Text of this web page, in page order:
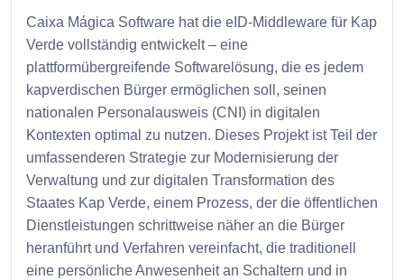
Caixa Mágica Software hat die eID-Middleware für Kap
Verde vollständig entwickelt – eine
plattformübergreifende Softwarelösung, die es jedem
kapverdischen Bürger ermöglichen soll, seinen
nationalen Personalausweis (CNI) in digitalen
Kontexten optimal zu nutzen. Dieses Projekt ist Teil der
umfassenderen Strategie zur Modernisierung der
Verwaltung und zur digitalen Transformation des
Staates Kap Verde, einem Prozess, der die öffentlichen
Dienstleistungen schrittweise näher an die Bürger
heranführt und Verfahren vereinfacht, die traditionell
eine persönliche Anwesenheit an Schaltern und in